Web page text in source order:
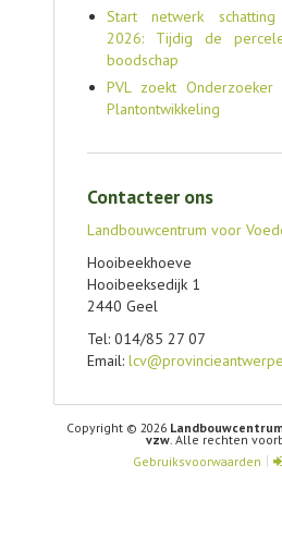
Start netwerk
2026: Tijdig de
boodschap
PVL zoekt Onderzoeker
Plantontwikkeling
Contacteer ons
Landbouwcentrum voor
Hooibeekhoeve
Hooibeeksedijk 1
2440 Geel
Tel: 014/85 27 07
Email:
Copyright © 2026
vzw. Alle rechten
Gebruiksvoorwaarden